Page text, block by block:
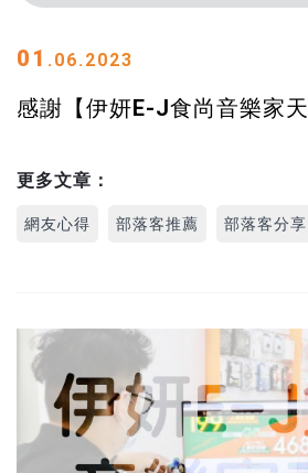
01 .06.2023
感謝【伊妍E-J食尚音樂家
更多文章：
網友心得 部落客推薦 部落客分享